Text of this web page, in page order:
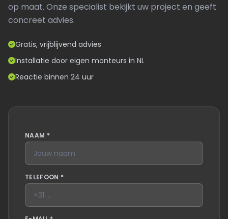
op maat. Onze specialist bekijkt uw project en geeft
concreet advies.
Gratis, vrijblijvend advies
Installatie door eigen monteurs in NL
Reactie binnen 24 uur
NAAM *
TELEFOON *